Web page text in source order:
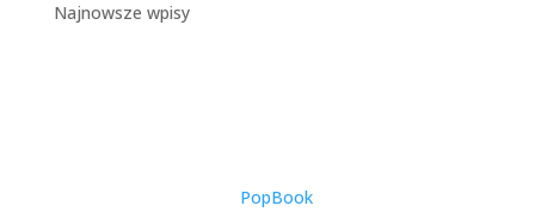
Najnowsze wpisy
PopBook|